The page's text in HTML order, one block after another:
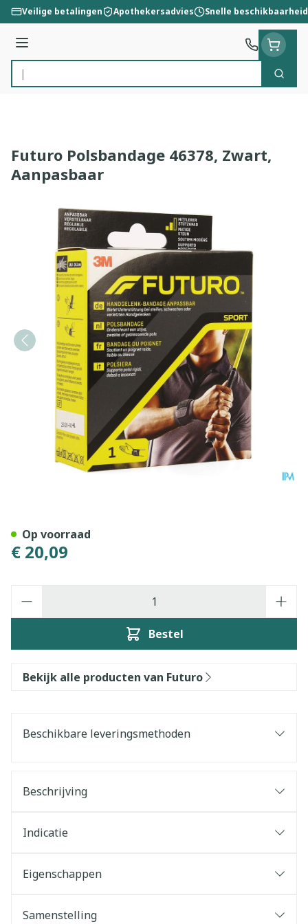
Ga naar de inhoud
Veilige betalingen Apothekersadvies Snelle beschikbaarheid
Menu
Product, merk, categorie...
Zoek
Futuro Polsbandage 46378, Zwart,
Aanpasbaar
€ 20,09
Bestel
Op voorraad
Bekijk alle producten van Futuro
Beschikbare leveringsmethoden
Beschrijving
Indicatie
Eigenschappen
Samenstelling